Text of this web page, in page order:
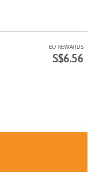
EU REWARDS
S$6.56